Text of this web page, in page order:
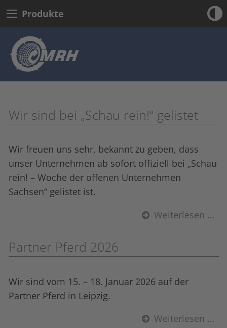
Produkte
Wir sind bei „Schau rein!“ gelistet
Wir freuen uns sehr, bekannt zu geben, dass
unser Unternehmen ab sofort offiziell bei „Schau
rein! – Woche der offenen Unternehmen
Sachsen“ gelistet ist.
Weiterlesen …
Partner Pferd 2026
Wir sind vom 15. – 18. Januar 2026 auf der
Partner Pferd in Leipzig.
Weiterlesen …